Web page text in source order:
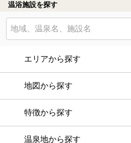
温浴施設を探す
エリアから探す
地図から探す
特徴から探す
温泉地から探す